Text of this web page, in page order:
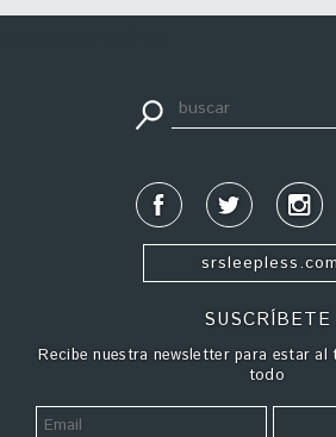
srsleepless.com
SUSCRÍBETE
Recibe nuestra newsletter para estar
todo